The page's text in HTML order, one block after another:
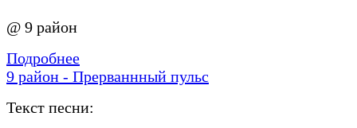
@ 9 район
Подробнее
9 район - Прерваннный пульс
Текст песни: